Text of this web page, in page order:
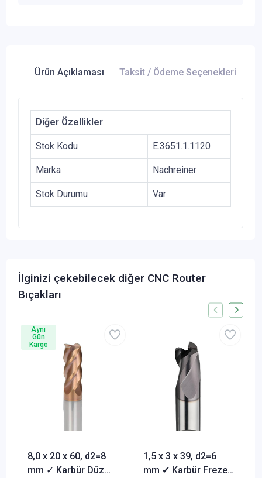
Ürün Açıklaması Taksit / Ödeme Seçenekleri
Diğer Özellikler
Stok Kodu E.3651.1.1120
Marka Nachreiner
Stok Durumu Var
İlginizi çekebilecek diğer CNC Router
Bıçakları
8,0 x 20 x 60, d2=8
mm ✓ Karbür Düz
Aynı
Gün
Kargo
1,5 x 3 x 39, d2=6
mm ✔ Karbür Freze